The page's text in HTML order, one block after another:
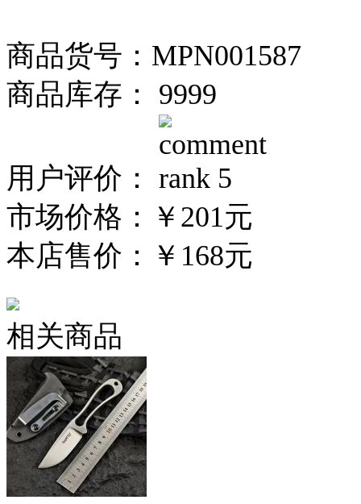
商品货号：MPN001587
商品库存： 9999
用户评价：
市场价格： ￥201元
本店售价： ￥168元
相关商品